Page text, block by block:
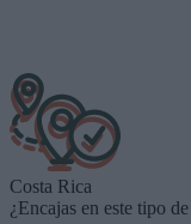
Costa Rica
¿Encajas en este tipo